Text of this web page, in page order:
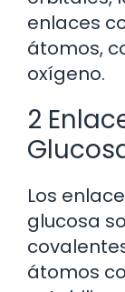
enlaces
átomos,
oxígeno.
2
Los
glucosa
átomos